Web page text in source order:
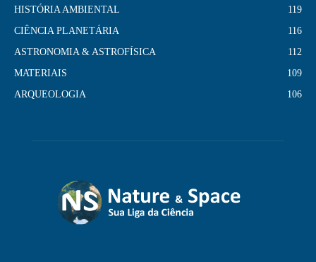
HISTÓRIA AMBIENTAL
119
CIÊNCIA PLANETÁRIA
116
ASTRONOMIA & ASTROFÍSICA
112
MATERIAIS
109
ARQUEOLOGIA
106